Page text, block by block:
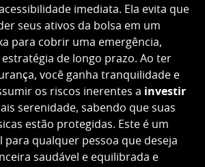
imediata. Ela evita que
seus ativos da bolsa em um
para cobrir uma emergência,
de longo prazo. Ao ter
você ganha tranquilidade e
os riscos inerentes a investir
serenidade, sabendo que suas
estão protegidas. Este é um
para qualquer pessoa que deseja
saudável e equilibrada e